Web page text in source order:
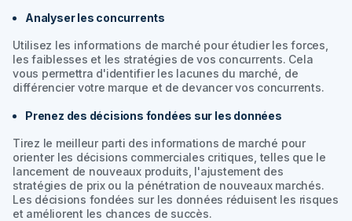
Analyser les concurrents
Utilisez les informations de marché pour étudier les forces,
les faiblesses et les stratégies de vos concurrents. Cela
vous permettra d'identifier les lacunes du marché, de
différencier votre marque et de devancer vos concurrents.
Prenez des décisions fondées sur les données
Tirez le meilleur parti des informations de marché pour
orienter les décisions commerciales critiques, telles que le
lancement de nouveaux produits, l'ajustement des
stratégies de prix ou la pénétration de nouveaux marchés.
Les décisions fondées sur les données réduisent les risques
et améliorent les chances de succès.